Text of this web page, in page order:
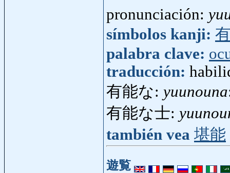
pronunciación:
símbolos kanji:
palabra clave:
traducción:
有能な: yuunouna
有能な士:
también vea 堪能
遊覧